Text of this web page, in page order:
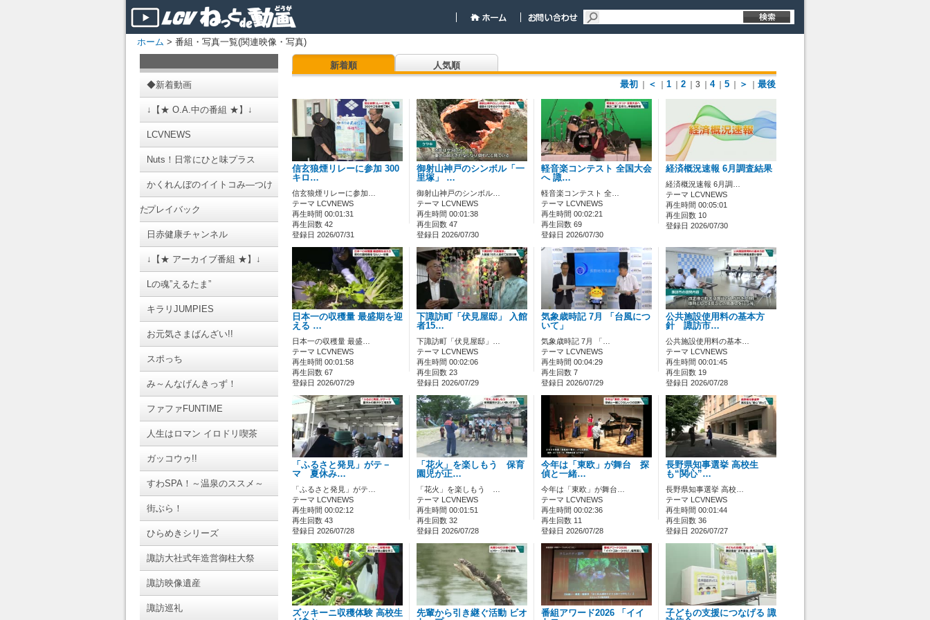
ホーム > 番組・写真一覧(関連映像・写真)
◆新着動画
↓【★ O.A.中の番組 ★】↓
LCVNEWS
Nuts！日常にひと味プラス
かくれんぼのイイトコみ―つけ
たプレイバック
日赤健康チャンネル
↓【★ アーカイブ番組 ★】↓
Lの魂”えるたま”
キラリJUMPIES
お元気さまばんざい!!
スポっち
み～んなげんきっず！
ファファFUNTIME
人生はロマン イロドリ喫茶
ガッコウゥ!!
すわSPA！～温泉のススメ～
街ぶら！
ひらめきシリーズ
諏訪大社式年造営御柱大祭
諏訪映像遺産
諏訪巡礼
新着順
人気順
最初
＜ 1 2 ｜3 4 5 ＞ 最後
信玄狼煙リレーに参加 300
キロ…
信玄狼煙リレーに参加…
テーマ LCVNEWS
再生時間 00:01:31
再生回数 42
登録日 2026/07/31
御射山神戸のシンボル「一
里塚」 …
御射山神戸のシンボル…
テーマ LCVNEWS
再生時間 00:01:38
再生回数 47
登録日 2026/07/30
軽音楽コンテスト 全国大会
へ 諏…
軽音楽コンテスト 全…
テーマ LCVNEWS
再生時間 00:02:21
再生回数 69
登録日 2026/07/30
経済概況速報 6月調査結果
経済概況速報 6月調…
テーマ LCVNEWS
再生時間 00:05:01
再生回数 10
登録日 2026/07/30
日本一の収穫量 最盛期を迎
える …
日本一の収穫量 最盛…
テーマ LCVNEWS
再生時間 00:01:58
再生回数 67
登録日 2026/07/29
下諏訪町「伏見屋邸」 入館
者15…
下諏訪町「伏見屋邸」…
テーマ LCVNEWS
再生時間 00:02:06
再生回数 23
登録日 2026/07/29
気象歳時記 7月 「台風につ
いて」
気象歳時記 7月 「…
テーマ LCVNEWS
再生時間 00:04:29
再生回数 7
登録日 2026/07/29
公共施設使用料の基本方
針 諏訪市…
公共施設使用料の基本…
テーマ LCVNEWS
再生時間 00:01:45
再生回数 19
登録日 2026/07/28
「ふるさと発見」がテ－
マ 夏休み…
「ふるさと発見」がテ…
テーマ LCVNEWS
再生時間 00:02:12
再生回数 43
登録日 2026/07/28
「花火」を楽しもう 保育
園児が正…
「花火」を楽しもう …
テーマ LCVNEWS
再生時間 00:01:51
再生回数 32
登録日 2026/07/28
今年は「東欧」が舞台 探
偵と一緒…
今年は「東欧」が舞台…
テーマ LCVNEWS
再生時間 00:02:36
再生回数 11
登録日 2026/07/28
長野県知事選挙 高校生
も“関心”…
長野県知事選挙 高校…
テーマ LCVNEWS
再生時間 00:01:44
再生回数 36
登録日 2026/07/27
ズッキーニ収穫体験 高校生
先輩から引き継ぐ活動 ビオ
番組アワード2026 「イイ
子どもの支援につなげる 諏